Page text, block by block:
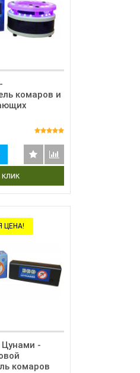
комаров и
ЦЕНА!
-
комаров